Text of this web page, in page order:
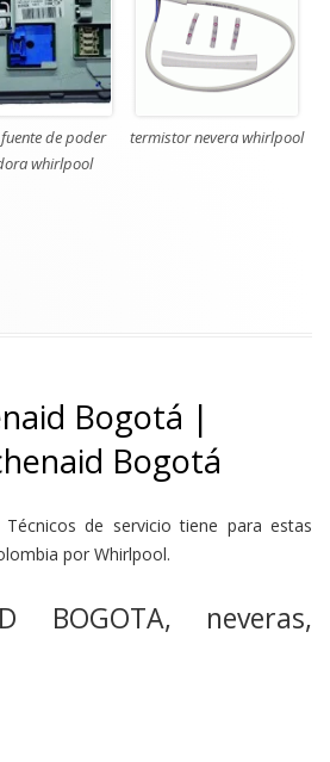
de poder
whirlpool
termistor nevera whirlpool
Bogotá |
Bogotá
de servicio tiene para estas
por Whirlpool.
BOGOTA, neveras,